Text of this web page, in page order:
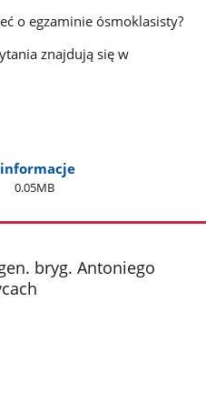
o egzaminie ósmoklasisty?
znajdują się w
informacje
0.05MB
bryg. Antoniego